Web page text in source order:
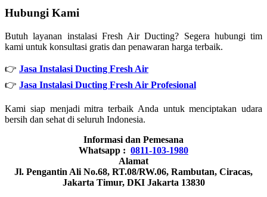
Hubungi Kami
Butuh layanan instalasi Fresh Air Ducting? Segera hubungi tim
kami untuk konsultasi gratis dan penawaran harga terbaik.
👉 Jasa Instalasi Ducting Fresh Air
👉 Jasa Instalasi Ducting Fresh Air Profesional
Kami siap menjadi mitra terbaik Anda untuk menciptakan udara
bersih dan sehat di seluruh Indonesia.
Informasi dan Pemesana
Whatsapp : 0811-103-1980
Alamat
Jl. Pengantin Ali No.68, RT.08/RW.06, Rambutan, Ciracas,
Jakarta Timur, DKI Jakarta 13830